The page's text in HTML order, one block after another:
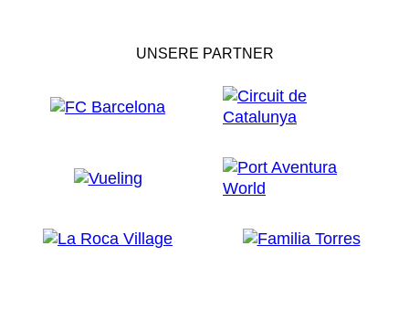
UNSERE PARTNER